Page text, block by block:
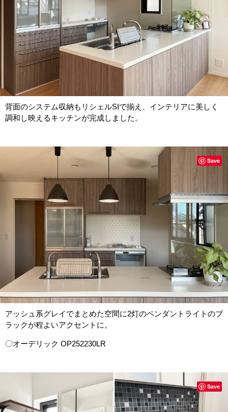
背面のシステム収納もリシェルSIで揃え、インテリアに美しく
調和し映えるキッチンが完成しました。
アッシュ系グレイでまとめた空間に2灯のペンダントライトのブ
ラックが程よいアクセントに。
〇オーデリック OP252230LR
Save
Save